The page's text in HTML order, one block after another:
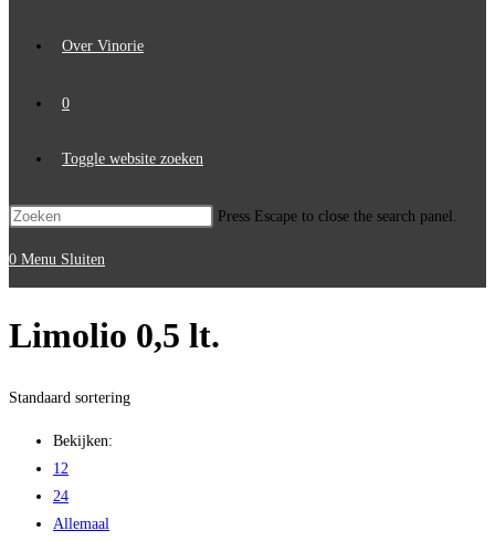
Over Vinorie
0
Toggle website zoeken
Press Escape to close the search panel.
0 Menu Sluiten
Limolio 0,5 lt.
Standaard sortering
Bekijken:
12
24
Allemaal